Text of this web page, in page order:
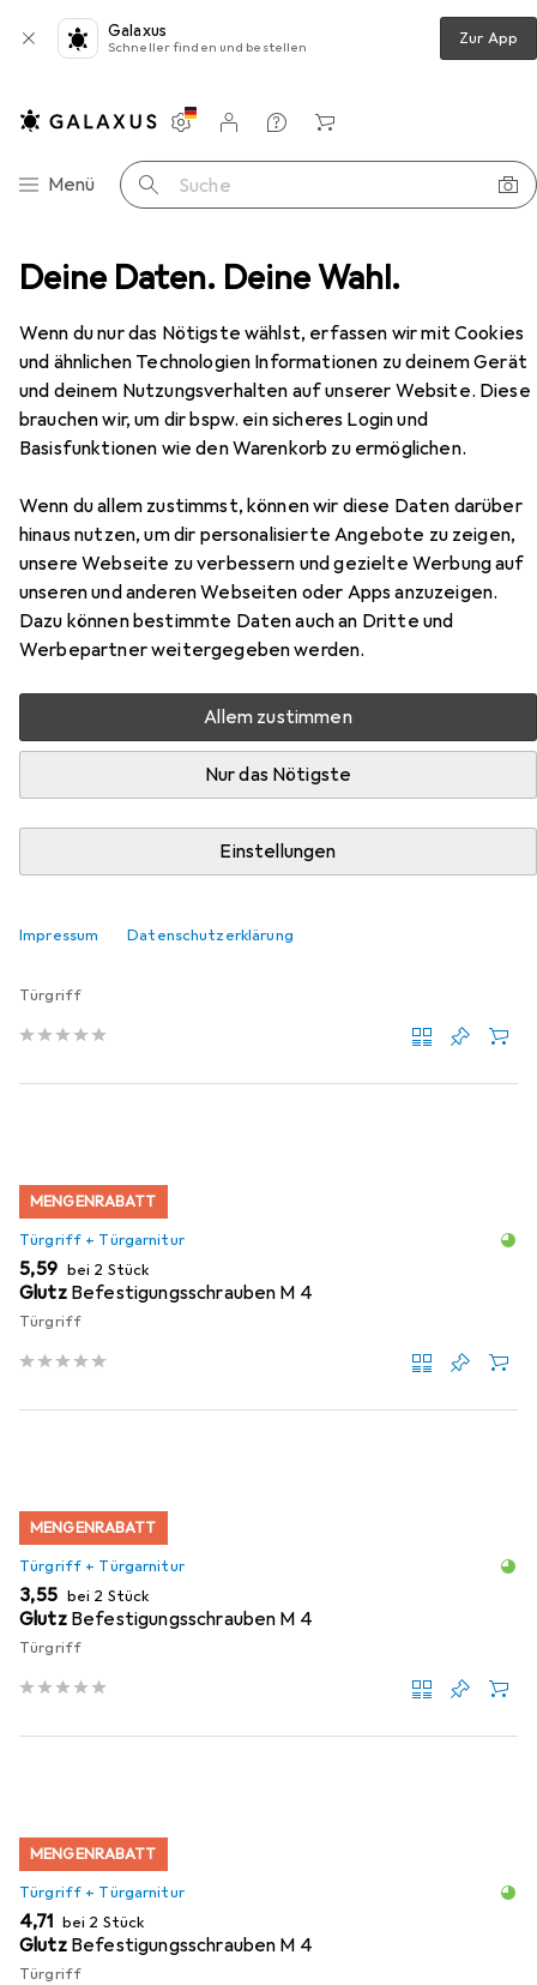
Deine Daten. Deine Wahl.
Wenn du nur das Nötigste wählst, erfassen wir mit Cookies
und ähnlichen Technologien Informationen zu deinem Gerät
und deinem Nutzungsverhalten auf unserer Website. Diese
brauchen wir, um dir bspw. ein sicheres Login und
Basisfunktionen wie den Warenkorb zu ermöglichen.
Wenn du allem zustimmst, können wir diese Daten darüber
hinaus nutzen, um dir personalisierte Angebote zu zeigen,
unsere Webseite zu verbessern und gezielte Werbung auf
unseren und anderen Webseiten oder Apps anzuzeigen.
Dazu können bestimmte Daten auch an Dritte und
Werbepartner weitergegeben werden.
Allem zustimmen
Nur das Nötigste
Einstellungen
Impressum Datenschutzerklärung
Galaxus
Schneller finden und bestellen Zur App
Navigation nach Kategorien
Menü Suche
Einstellungen
Kundenkonto
Vergleichslisten
Merklisten
Warenkorb
Glutz Zylinderschutzrosetten 5326.2 S
EUR
42,90
GlutzZylinderschutzrosetten 5326.2
S
1 Stk.
Zubehör für Glutz
Zylinderschutzrosetten 5326.2 S
Hier findest du passendes Zubehör zum Produkt Glutz
Zylinderschutzrosetten 5326.2 S aus der Kategorie
MENGENRABATT
EUR
3,68 bei 2 Stück
Türgriff
MENGENRABATT
Türgriff + Türgarnitur
EUR
5,59 bei 2 Stück
Glutz Befestigungsschrauben M 4
Türgriff
MENGENRABATT
Türgriff + Türgarnitur
EUR
3,55 bei 2 Stück
Glutz Befestigungsschrauben M 4
Türgriff
MENGENRABATT
Türgriff + Türgarnitur
EUR
4,71 bei 2 Stück
Glutz Befestigungsschrauben M 4
Türgriff